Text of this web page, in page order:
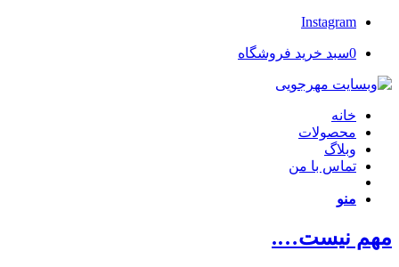
Instagram
0سبد خرید فروشگاه
خانه
محصولات
وبلاگ
تماس با من
منو
مهم نیست….